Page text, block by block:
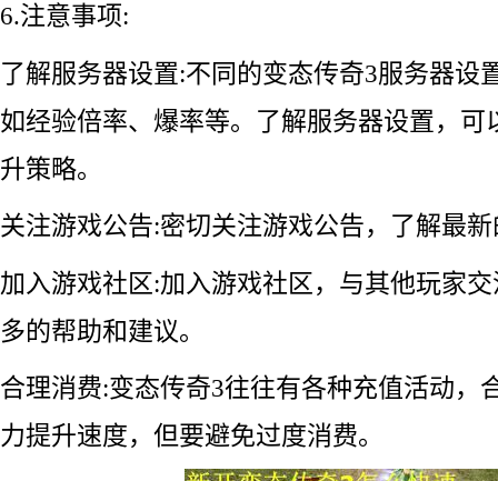
6.注意事项:
了解服务器设置:不同的变态传奇3服务器设
如经验倍率、爆率等。了解服务器设置，可
升策略。
关注游戏公告:密切关注游戏公告，了解最
加入游戏社区:加入游戏社区，与其他玩家
多的帮助和建议。
合理消费:变态传奇3往往有各种充值活动，
力提升速度，但要避免过度消费。